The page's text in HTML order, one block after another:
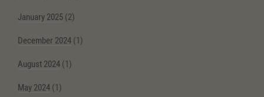
January 2025 (2)
December 2024 (1)
August 2024 (1)
May 2024 (1)